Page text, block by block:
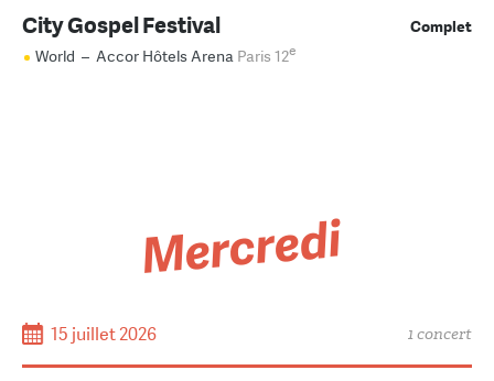
Complet
City Gospel Festival
World – Accor Hôtels Arena Paris 12e
Mercredi
15 juillet 2026 1 concert